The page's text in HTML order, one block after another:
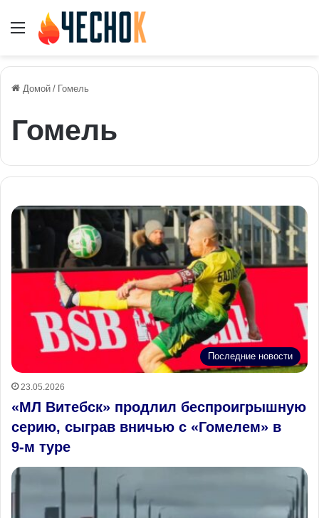
Меню
Домой / Гомель
Гомель
Последние новости
23.05.2026
«МЛ Витебск» продлил беспроигрышную
серию, сыграв вничью с «Гомелем» в
9‑м туре